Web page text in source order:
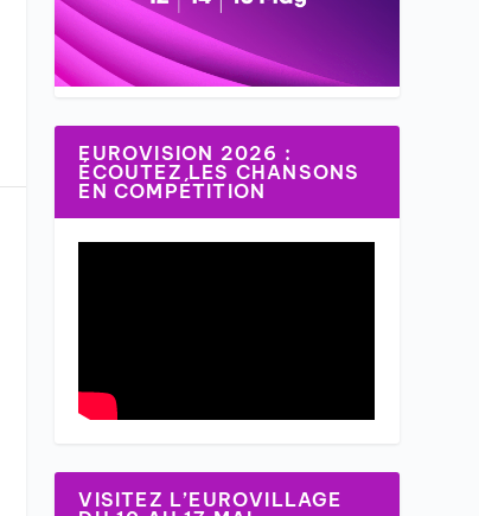
EUROVISION 2026 :
ÉCOUTEZ LES CHANSONS
EN COMPÉTITION
VISITEZ L’EUROVILLAGE